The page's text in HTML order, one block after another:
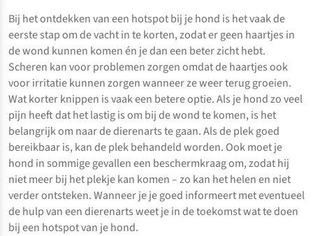
Bij het ontdekken van een hotspot bij je hond is het vaak de
eerste stap om de vacht in te korten, zodat er geen haartjes in
de wond kunnen komen én je dan een beter zicht hebt.
Scheren kan voor problemen zorgen omdat de haartjes ook
voor irritatie kunnen zorgen wanneer ze weer terug groeien.
Wat korter knippen is vaak een betere optie. Als je hond zo veel
pijn heeft dat het lastig is om bij de wond te komen, is het
belangrijk om naar de dierenarts te gaan. Als de plek goed
bereikbaar is, kan de plek behandeld worden. Ook moet je
hond in sommige gevallen een beschermkraag om, zodat hij
niet meer bij het plekje kan komen – zo kan het helen en niet
verder ontsteken. Wanneer je je goed informeert met eventueel
de hulp van een dierenarts weet je in de toekomst wat te doen
bij een hotspot van je hond.